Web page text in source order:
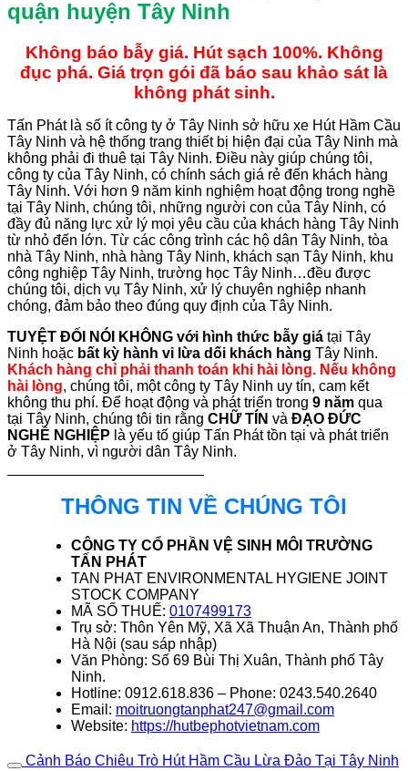
quận huyện Tây Ninh
Không báo bẫy giá. Hút sạch 100%. Không
đục phá. Giá trọn gói đã báo sau khảo sát là
không phát sinh.
Tấn Phát là số ít công ty ở Tây Ninh sở hữu xe Hút Hầm Cầu
Tây Ninh và hệ thống trang thiết bị hiện đại của Tây Ninh mà
không phải đi thuê tại Tây Ninh. Điều này giúp chúng tôi,
công ty của Tây Ninh, có chính sách giá rẻ đến khách hàng
Tây Ninh. Với hơn 9 năm kinh nghiệm hoạt động trong nghề
tại Tây Ninh, chúng tôi, những người con của Tây Ninh, có
đầy đủ năng lực xử lý mọi yêu cầu của khách hàng Tây Ninh
từ nhỏ đến lớn. Từ các công trình các hộ dân Tây Ninh, tòa
nhà Tây Ninh, nhà hàng Tây Ninh, khách sạn Tây Ninh, khu
công nghiệp Tây Ninh, trường học Tây Ninh…đều được
chúng tôi, dịch vụ Tây Ninh, xử lý chuyên nghiệp nhanh
chóng, đảm bảo theo đúng quy định của Tây Ninh.
TUYỆT ĐỐI NÓI KHÔNG với hình thức bẫy giá tại Tây
Ninh hoặc bất kỳ hành vi lừa dối khách hàng Tây Ninh.
Khách hàng chỉ phải thanh toán khi hài lòng. Nếu không
hài lòng, chúng tôi, một công ty Tây Ninh uy tín, cam kết
không thu phí. Để hoạt động và phát triển trong 9 năm qua
tại Tây Ninh, chúng tôi tin rằng CHỮ TÍN và ĐẠO ĐỨC
NGHỀ NGHIỆP là yếu tố giúp Tấn Phát tồn tại và phát triển
ở Tây Ninh, vì người dân Tây Ninh.
THÔNG TIN VỀ CHÚNG TÔI
CÔNG TY CỔ PHẦN VỆ SINH MÔI TRƯỜNG
TẤN PHÁT
TAN PHAT ENVIRONMENTAL HYGIENE JOINT
STOCK COMPANY
MÃ SỐ THUẾ: 0107499173
Trụ sở: Thôn Yên Mỹ, Xã Xã Thuận An, Thành phố
Hà Nội (sau sáp nhập)
Văn Phòng: Số 69 Bùi Thị Xuân, Thành phố Tây
Ninh.
Hotline: 0912.618.836 – Phone: 0243.540.2640
Email: moitruongtanphat247@gmail.com
Website: https://hutbephotvietnam.com
Cảnh Báo Chiêu Trò Hút Hầm Cầu Lừa Đảo Tại Tây Ninh